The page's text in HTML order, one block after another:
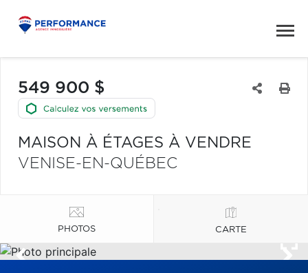
549 900 $
MAISON À ÉTAGES À VENDRE
VENISE-EN-QUÉBEC
PHOTOS CARTE